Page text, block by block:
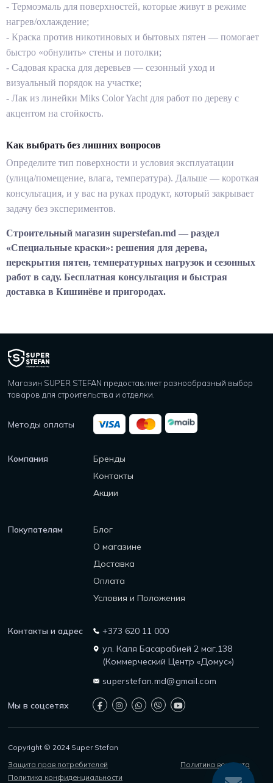
- Термоэмаль для поверхностей, которые живут в режиме
нагрев/охлаждение;
- Краска против никотиновых и бытовых пятен — помогает
быстро «обнулить» стены и потолки;
- Садовая краска для деревьев — сезонный уход и
визуальный порядок на участке;
- Лак из линейки Miks Color Yacht для работ по дереву с
акцентом на стойкость.
Как выбрать без лишних вопросов
Определите тип поверхности и условия эксплуатации
(улица/помещение, влага, температура). Дальше — короткая
консультация, и у вас на руках продукт, который закрывает
задачу без экспериментов.
Строительный магазин superstefan.md — раздел
«Специальные краски»: решения для дерева,
перекрытия пятен, температурных нагрузок и сезонных
работ в саду. Бесплатная консультация и быстрая
доставка в Кишинёве и пригородах.
Магазин SUPER STEFAN предоставляет разнообразный выбор
товаров для строительства и отделки.
Методы оплаты
Компания
Бренды
Контакты
Акции
Покупателям
Блог
О магазине
Доставка
Оплата
Условия и Положения
Контакты и адрес
+373 620 11 000
ул. Каля Басарабией 2 маг.138
(Коммерческий Центр «Домус»)
superstefan.md@gmail.com
Мы в соцсетях
Copyright © 2024 Super Stefan
Защита прав потребителей
Политика возврата
Политика конфиденциальности